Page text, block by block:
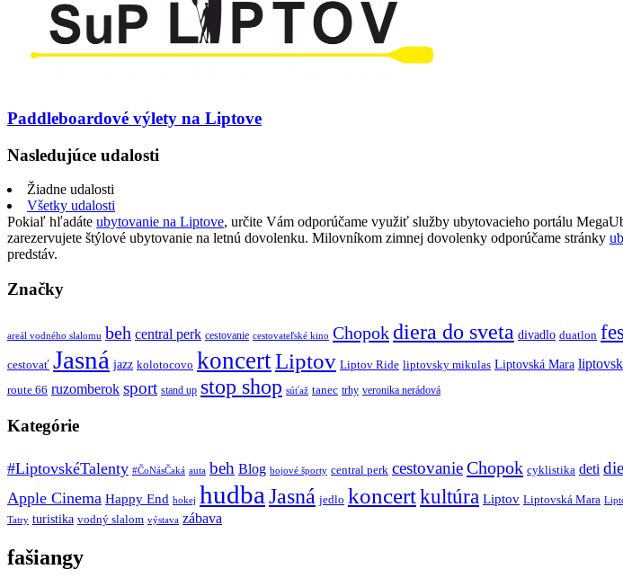
Paddleboardové výlety na Liptove
Nasledujúce udalosti
Žiadne udalosti
Všetky udalosti
Pokiaľ hľadáte ubytovanie na Liptove, určite Vám odporúčame využiť služby ubytovacieho portálu
zarezervujete štýlové ubytovanie na letnú dovolenku. Milovníkom zimnej dovolenky odporúčame stránky
predstáv.
Značky
areál vodného slalomu beh central perk cestovanie cestovateľské kino Chopokdiera do sveta divadlo duatlon
cestovať Jasná jazz kolotocovo koncertLiptov Liptov Ride liptovsky mikulas Liptovská Mara
route 66 ruzomberok sport stand up stop shop súťaž tanec trhy veronika nerádová
Kategórie
#LiptovskéTalenty #ČoNásČaká auta beh Blog bojové športy central perk cestovanieChopok cyklistika deti
Apple Cinema Happy End hokej hudba Jasná jedlo koncertkultúra Liptov Liptovská Mara
Tatry turistika vodný slalom výstava zábava
fašiangy